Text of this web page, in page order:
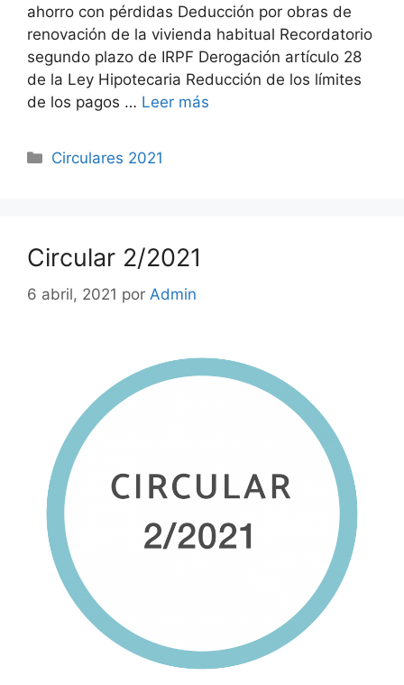
ahorro con pérdidas Deducción por obras de
renovación de la vivienda habitual Recordatorio
segundo plazo de IRPF Derogación artículo 28
de la Ley Hipotecaria Reducción de los límites
de los pagos … Leer más
Circulares 2021
Circular 2/2021
6 abril, 2021 por Admin